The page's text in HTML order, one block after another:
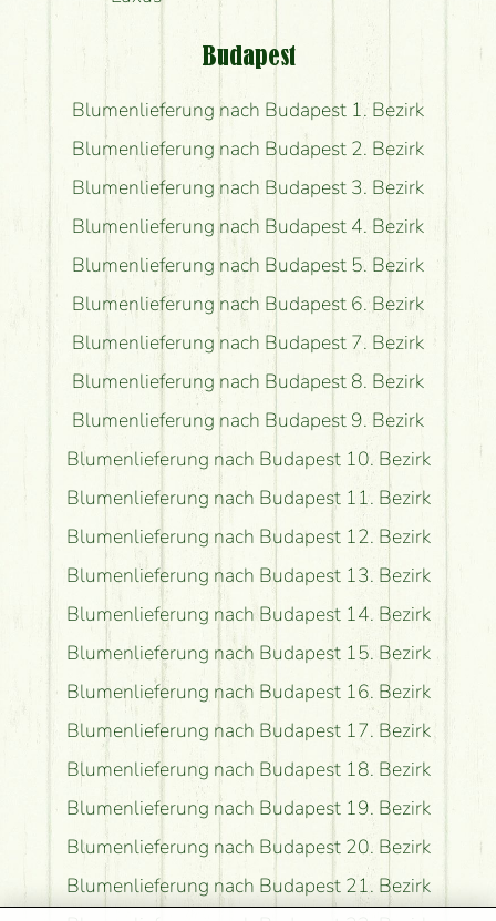
Budapest
Blumenlieferung nach Budapest 1. Bezirk
Blumenlieferung nach Budapest 2. Bezirk
Blumenlieferung nach Budapest 3. Bezirk
Blumenlieferung nach Budapest 4. Bezirk
Blumenlieferung nach Budapest 5. Bezirk
Blumenlieferung nach Budapest 6. Bezirk
Blumenlieferung nach Budapest 7. Bezirk
Blumenlieferung nach Budapest 8. Bezirk
Blumenlieferung nach Budapest 9. Bezirk
Blumenlieferung nach Budapest 10. Bezirk
Blumenlieferung nach Budapest 11. Bezirk
Blumenlieferung nach Budapest 12. Bezirk
Blumenlieferung nach Budapest 13. Bezirk
Blumenlieferung nach Budapest 14. Bezirk
Blumenlieferung nach Budapest 15. Bezirk
Blumenlieferung nach Budapest 16. Bezirk
Blumenlieferung nach Budapest 17. Bezirk
Blumenlieferung nach Budapest 18. Bezirk
Blumenlieferung nach Budapest 19. Bezirk
Blumenlieferung nach Budapest 20. Bezirk
Blumenlieferung nach Budapest 21. Bezirk